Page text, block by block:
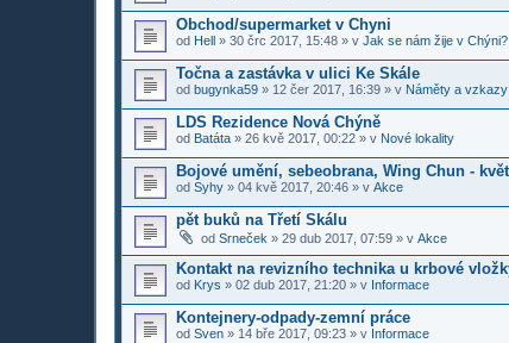
Obchod/supermarket v Chyni
od Hell » 30 črc 2017, 15:48 » v Jak se nám žije v Chýni?
Točna a zastávka v ulici Ke Skále
od bugynka59 » 12 čer 2017, 16:39 » v Náměty a
LDS Rezidence Nová Chýně
od Batáta » 26 kvě 2017, 00:22 » v Nové lokality
Bojové umění, sebeobrana, Wing Chun -
od Syhy » 04 kvě 2017, 20:46 » v Akce
pět buků na Třetí Skálu
od Srneček » 29 dub 2017, 07:59 » v Akce
Kontakt na revizního technika u krbové
od Krys » 02 dub 2017, 21:20 » v Informace
Kontejnery-odpady-zemní práce
od Sven » 14 bře 2017, 09:23 » v Informace